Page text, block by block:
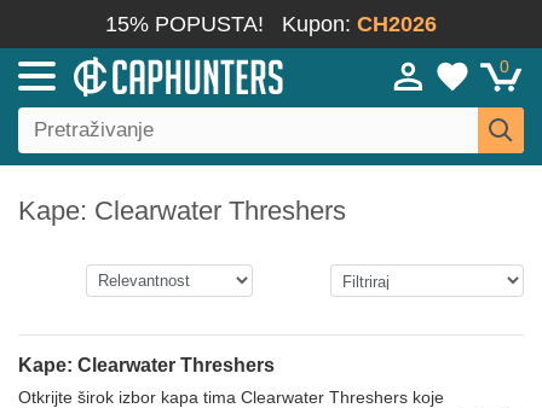
15% POPUSTA! Kupon: CH2026
0
Kape: Clearwater Threshers
Kape: Clearwater Threshers
Otkrijte širok izbor kapa tima Clearwater Threshers koje